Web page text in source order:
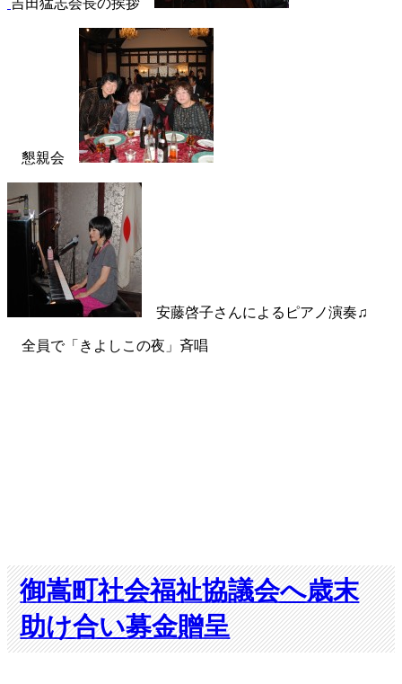
同
伴
例
会
は
吉田猛志会長の挨拶
懇親会
安藤啓子さんによるピアノ演奏♫
全員で「きよしこの夜」斉唱
御嵩町社会福祉協議会へ歳末
助け合い募金贈呈